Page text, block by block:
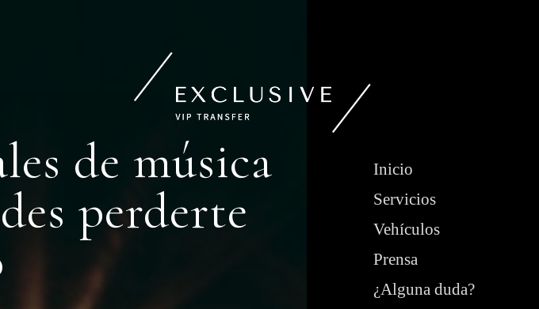
Inicio
Servicios
Vehículos
Prensa
¿Alguna duda?
de música
perderte